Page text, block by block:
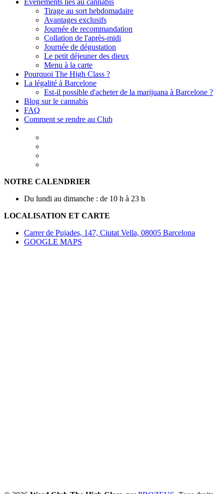
Tirage au sort hebdomadaire
Avantages exclusifs
Journée de recommandation
Collation de l'après-midi
Journée de dégustation
Le petit déjeuner des dieux
Menu à la carte
Pourquoi The High Class ?
La légalité à Barcelone
Est-il possible d'acheter de la marijuana à Barcelone ?
Blog sur le cannabis
FAQ
Comment se rendre au Club
NOTRE CALENDRIER
Du lundi au dimanche : de 10 h à 23 h
LOCALISATION ET CARTE
Carrer de Pujades, 147, Ciutat Vella, 08005 Barcelona
GOOGLE MAPS